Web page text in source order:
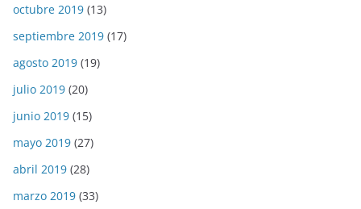
octubre 2019 (13)
septiembre 2019 (17)
agosto 2019 (19)
julio 2019 (20)
junio 2019 (15)
mayo 2019 (27)
abril 2019 (28)
marzo 2019 (33)